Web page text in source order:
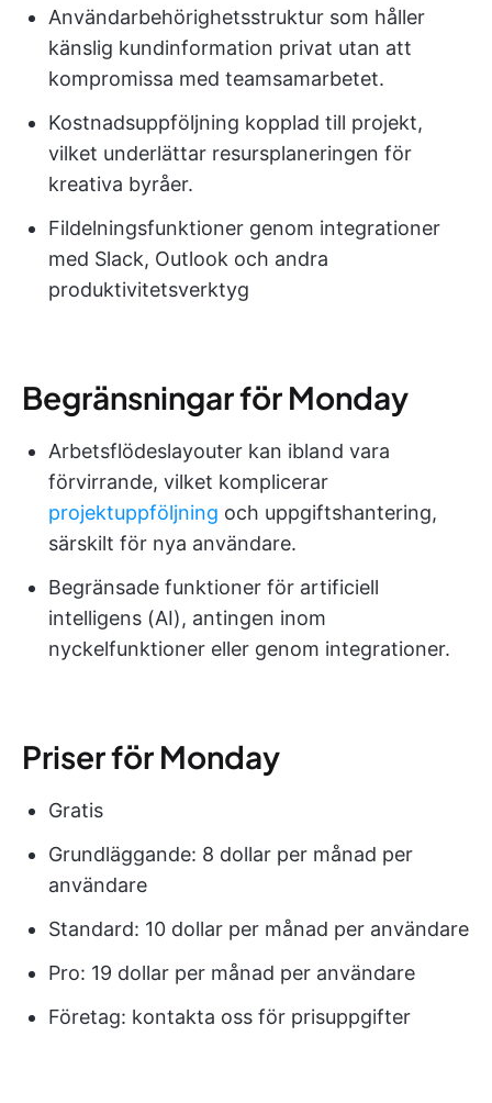
Användarbehörighetsstruktur som håller
känslig kundinformation privat utan att
kompromissa med teamsamarbetet.
Kostnadsuppföljning kopplad till projekt,
vilket underlättar resursplaneringen för
kreativa byråer.
Fildelningsfunktioner genom integrationer
med Slack, Outlook och andra
produktivitetsverktyg
Begränsningar för Monday
Arbetsflödeslayouter kan ibland vara
förvirrande, vilket komplicerar
projektuppföljning och uppgiftshantering,
särskilt för nya användare.
Begränsade funktioner för artificiell
intelligens (AI), antingen inom
nyckelfunktioner eller genom integrationer.
Priser för Monday
Gratis
Grundläggande: 8 dollar per månad per
användare
Standard: 10 dollar per månad per användare
Pro: 19 dollar per månad per användare
Företag: kontakta oss för prisuppgifter